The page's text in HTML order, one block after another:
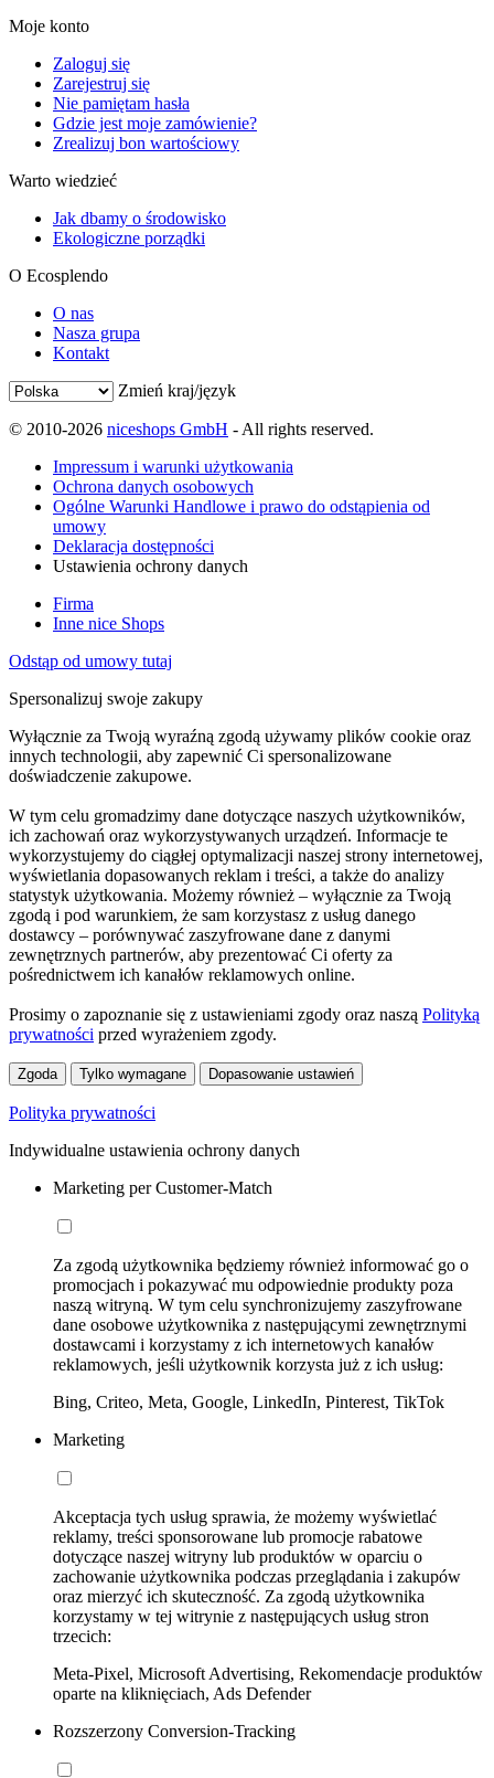
Moje konto
Zaloguj się
Zarejestruj się
Nie pamiętam hasła
Gdzie jest moje zamówienie?
Zrealizuj bon wartościowy
Warto wiedzieć
Jak dbamy o środowisko
Ekologiczne porządki
O Ecosplendo
O nas
Nasza grupa
Kontakt
Zmień kraj/język
© 2010-2026 niceshops GmbH - All rights reserved.
Impressum i warunki użytkowania
Ochrona danych osobowych
Ogólne Warunki Handlowe i prawo do odstąpienia od
umowy
Deklaracja dostępności
Ustawienia ochrony danych
Firma
Inne nice Shops
Odstąp od umowy tutaj
Spersonalizuj swoje zakupy
Wyłącznie za Twoją wyraźną zgodą używamy plików cookie oraz
innych technologii, aby zapewnić Ci spersonalizowane
doświadczenie zakupowe.
W tym celu gromadzimy dane dotyczące naszych użytkowników,
ich zachowań oraz wykorzystywanych urządzeń. Informacje te
wykorzystujemy do ciągłej optymalizacji naszej strony internetowej,
wyświetlania dopasowanych reklam i treści, a także do analizy
statystyk użytkowania. Możemy również – wyłącznie za Twoją
zgodą i pod warunkiem, że sam korzystasz z usług danego
dostawcy – porównywać zaszyfrowane dane z danymi
zewnętrznych partnerów, aby prezentować Ci oferty za
pośrednictwem ich kanałów reklamowych online.
Prosimy o zapoznanie się z ustawieniami zgody oraz naszą Polityką
prywatności przed wyrażeniem zgody.
Zgoda Tylko wymagane Dopasowanie ustawień
Polityka prywatności
Indywidualne ustawienia ochrony danych
Marketing per Customer-Match
Za zgodą użytkownika będziemy również informować go o
promocjach i pokazywać mu odpowiednie produkty poza
naszą witryną. W tym celu synchronizujemy zaszyfrowane
dane osobowe użytkownika z następującymi zewnętrznymi
dostawcami i korzystamy z ich internetowych kanałów
reklamowych, jeśli użytkownik korzysta już z ich usług:
Bing, Criteo, Meta, Google, LinkedIn, Pinterest, TikTok
Marketing
Akceptacja tych usług sprawia, że możemy wyświetlać
reklamy, treści sponsorowane lub promocje rabatowe
dotyczące naszej witryny lub produktów w oparciu o
zachowanie użytkownika podczas przeglądania i zakupów
oraz mierzyć ich skuteczność. Za zgodą użytkownika
korzystamy w tej witrynie z następujących usług stron
trzecich:
Meta-Pixel, Microsoft Advertising, Rekomendacje produktów
oparte na kliknięciach, Ads Defender
Rozszerzony Conversion-Tracking